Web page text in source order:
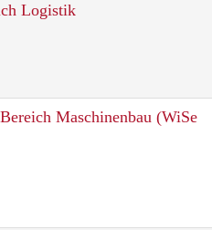
Logistik
Maschinenbau (WiSe